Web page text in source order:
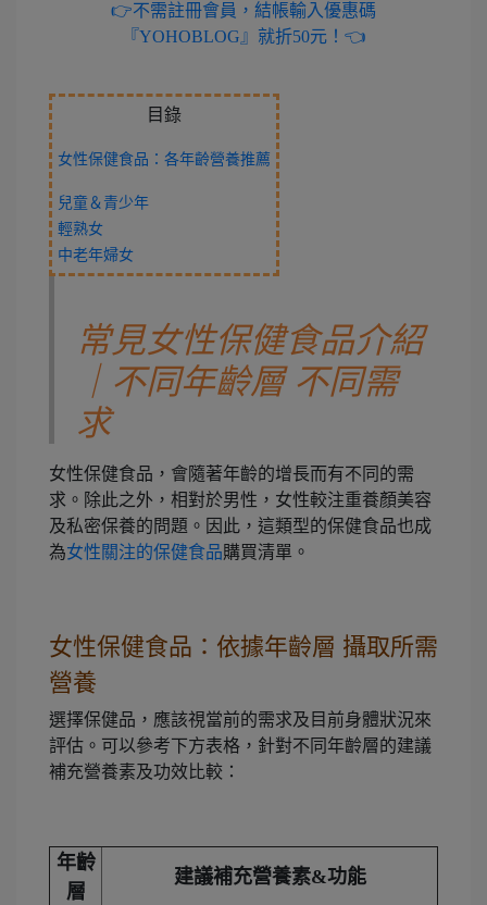
👉不需註冊會員，結帳輸入優惠碼
『YOHOBLOG』就折50元！👈
目錄
女性保健食品：各年齡營養推薦
兒童＆青少年
輕熟女
中老年婦女
常見女性保健食品介紹
｜不同年齡層 不同需
求
女性保健食品，會隨著年齡的增長而有不同的需
求。除此之外，相對於男性，女性較注重養顏美容
及私密保養的問題。因此，這類型的保健食品也成
為女性關注的保健食品購買清單。
女性保健食品：依據年齡層 攝取所需
營養
選擇保健品，應該視當前的需求及目前身體狀況來
評估。可以參考下方表格，針對不同年齡層的建議
補充營養素及功效比較：
年齡
層
建議補充營養素&功能